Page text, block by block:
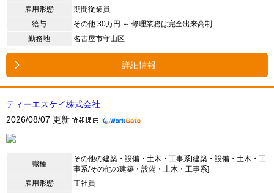
雇用形態
期間従業員
給与
その他 30万円 ～ 修理業務は完全出来高制
勤務地
名古屋市守山区
詳細情報
ティーエスケイ株式会社
2026/08/07 更新
職種
その他の建築・設備・土木・工事系[建築・設備・土木・工
事系/その他の建築・設備・土木・工事系]
雇用形態
正社員